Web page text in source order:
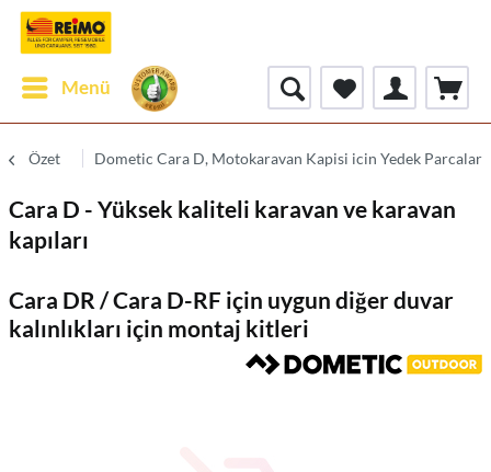
Menü
Özet Dometic Cara D, Motokaravan Kapisi icin Yedek Parcalar
Cara D - Yüksek kaliteli karavan ve karavan
kapıları
Cara DR / Cara D-RF için uygun diğer duvar
kalınlıkları için montaj kitleri